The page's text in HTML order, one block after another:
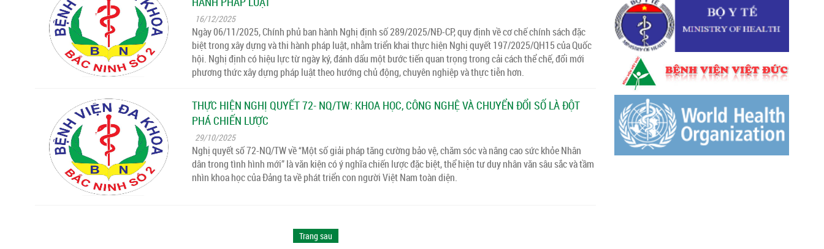
16/12/2025
Ngày 06/11/2025, Chính phủ ban hành Nghị định số 289/2025/NĐ-CP, quy định về cơ chế chính sách đặc
biệt trong xây dựng và thi hành pháp luật, nhằm triển khai thực hiện Nghị quyết 197/2025/QH15 của Quốc
hội. Nghị định có hiệu lực từ ngày ký, đánh dấu một bước tiến quan trọng trong cải cách thể chế, đổi mới
phương thức xây dựng pháp luật theo hướng chủ động, chuyên nghiệp và thực tiễn hơn.
THỰC HIỆN NGHỊ QUYẾT 72- NQ/TW: KHOA HỌC, CÔNG NGHỆ VÀ CHUYỂN ĐỔI SỐ LÀ ĐỘT
PHÁ CHIẾN LƯỢC
29/10/2025
Nghị quyết số 72-NQ/TW về “Một số giải pháp tăng cường bảo vệ, chăm sóc và nâng cao sức khỏe Nhân
dân trong tình hình mới” là văn kiện có ý nghĩa chiến lược đặc biệt, thể hiện tư duy nhân văn sâu sắc và tầm
nhìn khoa học của Đảng ta về phát triển con người Việt Nam toàn diện.
Trang sau